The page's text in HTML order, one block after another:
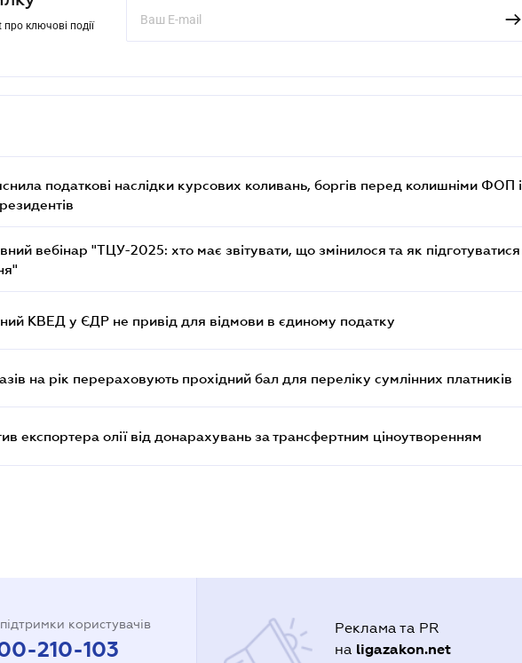
ключові події
податкові наслідки курсових коливань, боргів перед колишніми ФОП і
вебінар "ТЦУ-2025: хто має звітувати, що змінилося та як підготуватися
КВЕД у ЄДР не привід для відмови в єдиному податку
на рік перераховують прохідний бал для переліку сумлінних платників
експортера олії від донарахувань за трансфертним ціноутворенням
користувачів
210-103
Реклама та PR
на ligazakon.net